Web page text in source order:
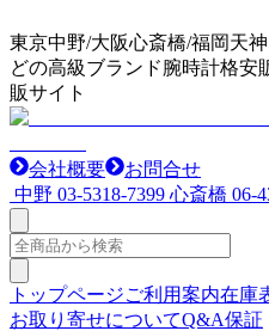
東京中野/大阪心斎橋/福岡天
どの高級ブランド腕時計格安
販サイト
会社概要
お問合せ
中野 03-5318-7399 心斎橋 06-
トップページご利用案内在庫
お取り寄せについてQ&A保証